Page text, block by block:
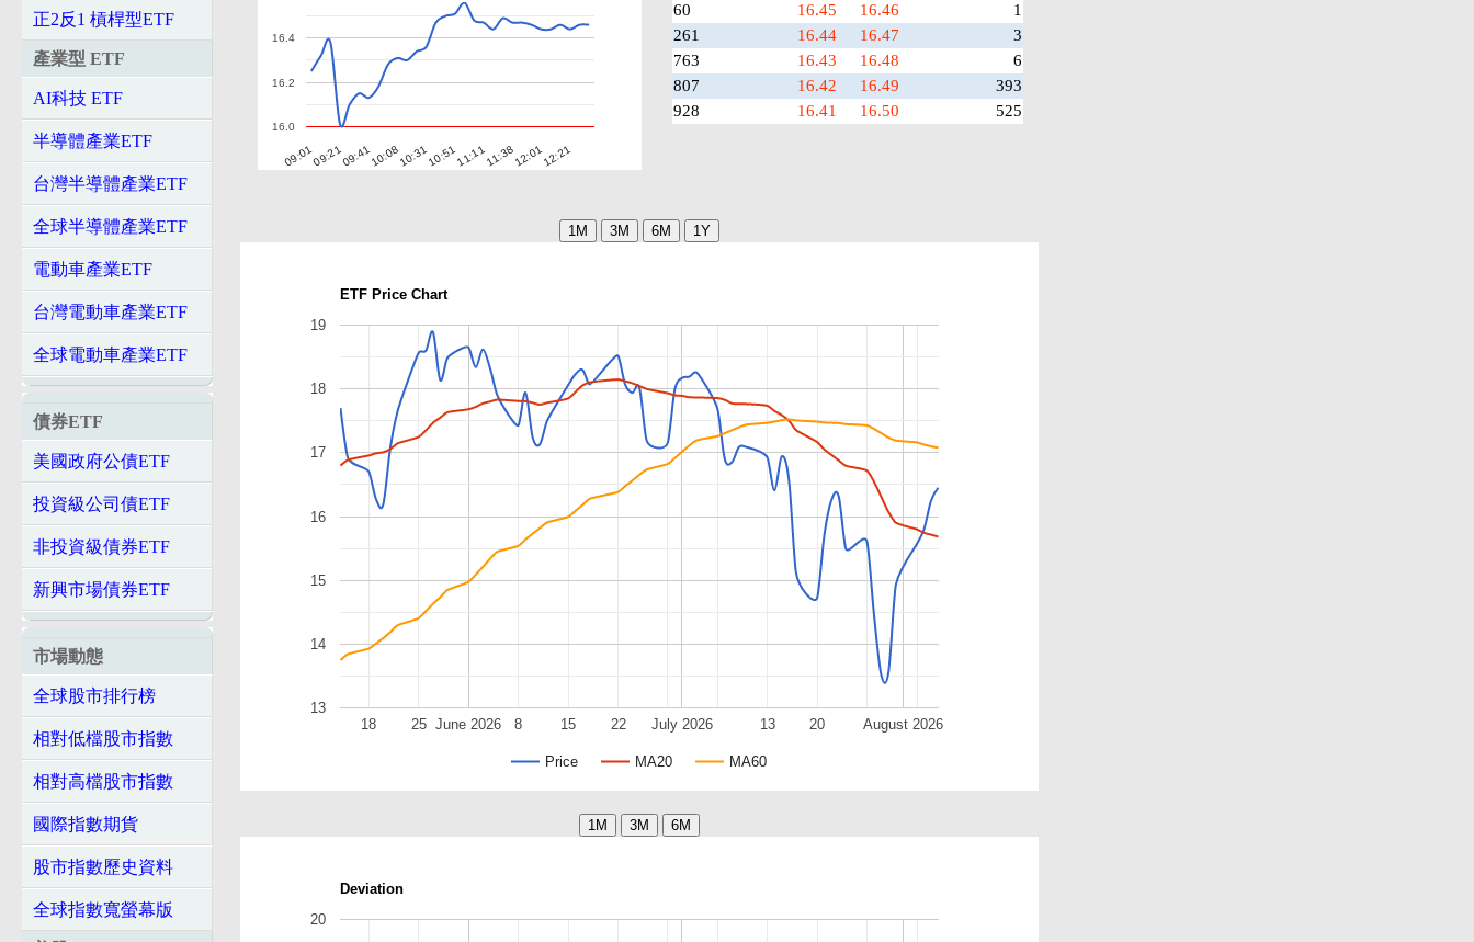
正2反1 槓桿型ETF
產業型 ETF
AI科技 ETF
半導體產業ETF
台灣半導體產業ETF
全球半導體產業ETF
電動車產業ETF
台灣電動車產業ETF
全球電動車產業ETF
債券ETF
美國政府公債ETF
投資級公司債ETF
非投資級債券ETF
新興市場債券ETF
市場動態
全球股市排行榜
相對低檔股市指數
相對高檔股市指數
國際指數期貨
股市指數歷史資料
全球指數寬螢幕版
09:0109:2109:4110:0810:3110:5111:1111:3812:0112:21
16.0
16.2
16.4
60
16.45 16.46
1
261
16.44 16.47
3
763
16.43 16.48
6
807
16.42 16.49
393
928
16.41 16.50 525
ETF Price Chart
Price MA20 MA60
June 2026 July 2026 August 2026
18 25 8 15 22 13 20
13
14
15
16
17
18
19
Deviation
20